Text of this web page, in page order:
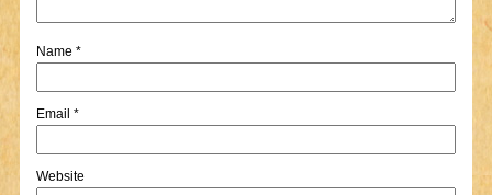
Name *
Email *
Website